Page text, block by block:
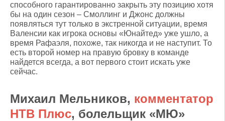
способного гарантированно закрыть эту позицию хотя
бы на один сезон – Смоллинг и Джонс должны
появляться тут только в экстренной ситуации, время
Валенсии как игрока основы «Юнайтед» уже ушло, а
время Рафаэля, похоже, так никогда и не наступит. То
есть второй номер на правую бровку в команде
найдется всегда, а вот первого стоит искать уже
сейчас.
Михаил Мельников, комментатор
НТВ Плюс, болельщик «МЮ»